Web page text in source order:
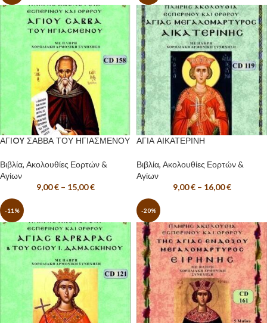
ΑΓΙOY ΣΑΒΒΑ ΤΟΥ ΗΓΙΑΣΜΕΝΟΥ
Βιβλία, Ακολουθίες Εορτών &
Αγίων
9,00€ – 15,00€
ΑΓΙΑ ΑΙΚΑΤΕΡΙΝΗ
Βιβλία, Ακολουθίες Εορτών &
Αγίων
9,00€ – 16,00€
-11% -20%